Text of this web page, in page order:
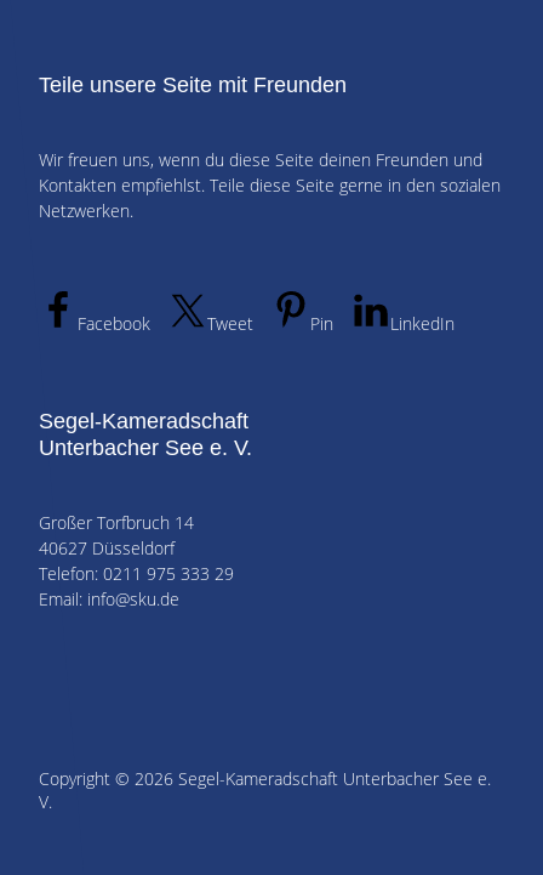
Teile unsere Seite mit Freunden
Wir freuen uns, wenn du diese Seite deinen Freunden und
Kontakten empfiehlst. Teile diese Seite gerne in den sozialen
Netzwerken.
Facebook Tweet Pin LinkedIn
Segel-Kameradschaft
Unterbacher See e. V.
Großer Torfbruch 14
40627 Düsseldorf
Telefon: 0211 975 333 29
Email: info@sku.de
Copyright © 2026 Segel-Kameradschaft Unterbacher See e.
V.